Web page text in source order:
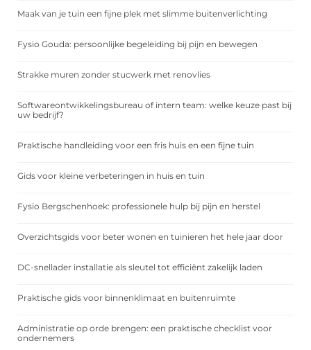
Maak van je tuin een fijne plek met slimme buitenverlichting
Fysio Gouda: persoonlijke begeleiding bij pijn en bewegen
Strakke muren zonder stucwerk met renovlies
Softwareontwikkelingsbureau of intern team: welke keuze past bij
uw bedrijf?
Praktische handleiding voor een fris huis en een fijne tuin
Gids voor kleine verbeteringen in huis en tuin
Fysio Bergschenhoek: professionele hulp bij pijn en herstel
Overzichtsgids voor beter wonen en tuinieren het hele jaar door
DC-snellader installatie als sleutel tot efficiënt zakelijk laden
Praktische gids voor binnenklimaat en buitenruimte
Administratie op orde brengen: een praktische checklist voor
ondernemers